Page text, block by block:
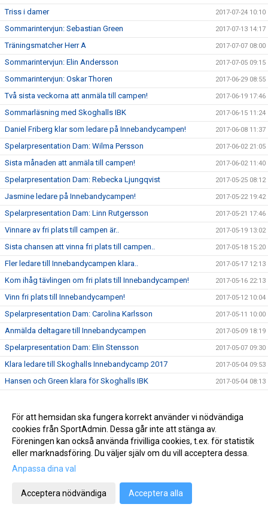
Triss i damer 2017-07-24 10:10
Sommarintervjun: Sebastian Green 2017-07-13 14:17
Träningsmatcher Herr A 2017-07-07 08:00
Sommarintervjun: Elin Andersson 2017-07-05 09:15
Sommarintervjun: Oskar Thoren 2017-06-29 08:55
Två sista veckorna att anmäla till campen! 2017-06-19 17:46
Sommarläsning med Skoghalls IBK 2017-06-15 11:24
Daniel Friberg klar som ledare på Innebandycampen! 2017-06-08 11:37
Spelarpresentation Dam: Wilma Persson 2017-06-02 21:05
Sista månaden att anmäla till campen! 2017-06-02 11:40
Spelarpresentation Dam: Rebecka Ljungqvist 2017-05-25 08:12
Jasmine ledare på Innebandycampen! 2017-05-22 19:42
Spelarpresentation Dam: Linn Rutgersson 2017-05-21 17:46
Vinnare av fri plats till campen är.. 2017-05-19 13:02
Sista chansen att vinna fri plats till campen.. 2017-05-18 15:20
Fler ledare till Innebandycampen klara.. 2017-05-17 12:13
Kom ihåg tävlingen om fri plats till Innebandycampen! 2017-05-16 22:13
Vinn fri plats till Innebandycampen! 2017-05-12 10:04
Spelarpresentation Dam: Carolina Karlsson 2017-05-11 10:00
Anmälda deltagare till Innebandycampen 2017-05-09 18:19
Spelarpresentation Dam: Elin Stensson 2017-05-07 09:30
Klara ledare till Skoghalls Innebandycamp 2017 2017-05-04 09:53
Hansen och Green klara för Skoghalls IBK 2017-05-04 08:13
Jasmine uttagen till regionsträff 2017-05-02 11:50
Lagbygget Allsvenskan Herrar 17/18 2017-04-26 08:34
Spelarpresentation Dam: Josefin Begwall 2017-04-23 17:00
Välkomna Fanny och Elin
Välkomna till Skoghalls Innebandycamp 2017!
Spelarpresentation Dam: Sophia Fyhr
För att hemsidan ska fungera korrekt använder vi nödvändiga
cookies från SportAdmin. Dessa går inte att stänga av.
Föreningen kan också använda frivilliga cookies, t.ex. för statistik
eller marknadsföring. Du väljer själv om du vill acceptera dessa.
Anpassa dina val
Acceptera nödvändiga Acceptera alla